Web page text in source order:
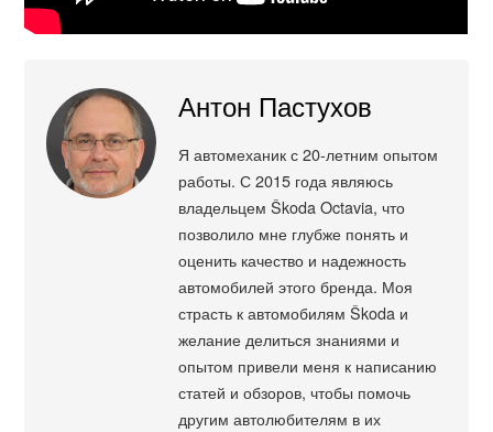
Антон Пастухов
Я автомеханик с 20-летним опытом
работы. С 2015 года являюсь
владельцем Škoda Octavia, что
позволило мне глубже понять и
оценить качество и надежность
автомобилей этого бренда. Моя
страсть к автомобилям Škoda и
желание делиться знаниями и
опытом привели меня к написанию
статей и обзоров, чтобы помочь
другим автолюбителям в их